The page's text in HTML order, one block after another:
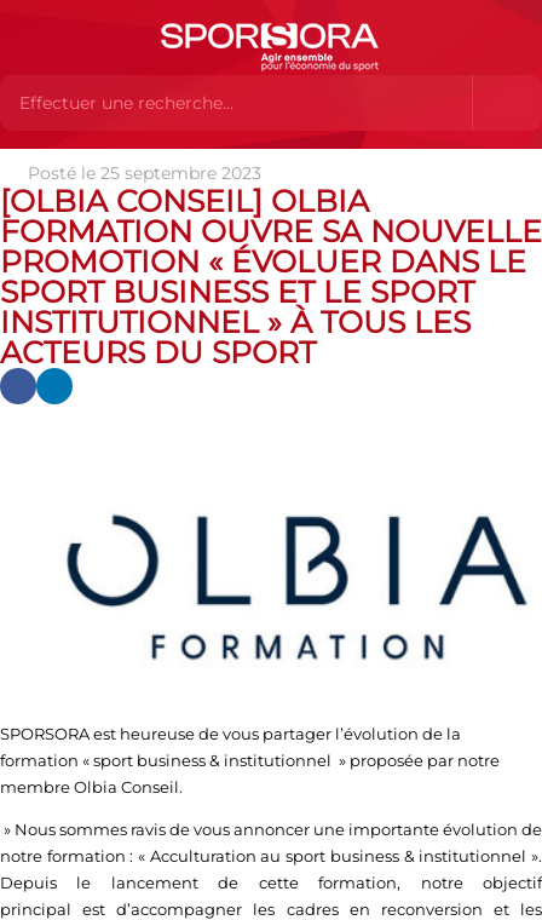
Actualités Actualités Actualités des MEMBRES
CONSEIL] OLBIA FORMATION OUVRE SA NOUVELLE PROMOTION «
ÉVOLUER DANS LE SPORT BUSINESS ET LE SPORT INSTITUTIONNEL
» À TOUS LES ACTEURS DU SPORT
Posté le 25 septembre 2023
[OLBIA CONSEIL] OLBIA
FORMATION OUVRE SA NOUVELLE
PROMOTION « ÉVOLUER DANS LE
SPORT BUSINESS ET LE SPORT
INSTITUTIONNEL » À TOUS LES
ACTEURS DU SPORT
SPORSORA est heureuse de vous partager l’évolution de la
formation « sport business & institutionnel » proposée par notre
membre Olbia Conseil.
» Nous sommes ravis de vous annoncer une importante évolution de
notre formation : « Acculturation au sport business & institutionnel ».
Depuis le lancement de cette formation, notre objectif
principal est d’accompagner les cadres en reconversion et les